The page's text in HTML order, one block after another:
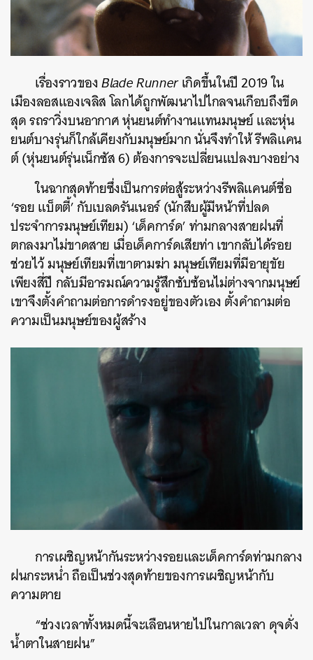
เรื่องราวของBlade Runnerเกิดขึ้นในปี 2019 ใน
เมืองลอสแองเจลิส โลกได้ถูกพัฒนาไปไกลจนเกือบถึงขีด
สุด รถราวิ่งบนอากาศ หุ่นยนต์ทำงานแทนมนุษย์ และหุ่น
ยนต์บางรุ่นก็ใกล้เคียงกับมนุษย์มาก นั่นจึงทำให้ รีพลิแคน
ต์ (หุ่นยนต์รุ่นเน็กซัส 6) ต้องการจะเปลี่ยนแปลงบางอย่าง
ในฉากสุดท้ายซึ่งเป็นการต่อสู้ระหว่างรีพลิแคนต์ชื่อ
‘รอย แบ็ตตี้’ กับเบลดรันเนอร์ (นักสืบผู้มีหน้าที่ปลด
ประจำการมนุษย์เทียม) ‘เด็คการ์ด’ ท่ามกลางสายฝนที่
ตกลงมาไม่ขาดสาย เมื่อเด็คการ์ดเสียท่า เขากลับได้รอย
ช่วยไว้ มนุษย์เทียมที่เขาตามฆ่า มนุษย์เทียมที่มีอายุขัย
เพียงสี่ปี กลับมีอารมณ์ความรู้สึกซับซ้อนไม่ต่างจากมนุษย์
เขาจึงตั้งคำถามต่อการดำรงอยู่ของตัวเอง ตั้งคำถามต่อ
ความเป็นมนุษย์ของผู้สร้าง
การเผชิญหน้ากันระหว่างรอยและเด็คการ์ดท่ามกลาง
ฝนกระหน่ำ ถือเป็นช่วงสุดท้ายของการเผชิญหน้ากับ
ความตาย
“ช่วงเวลาทั้งหมดนี้จะเลือนหายไปในกาลเวลา ดุจดั่ง
น้ำตาในสายฝน”
ค้นหา
SHARE TWEET LINE EMAIL